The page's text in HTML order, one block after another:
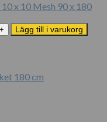
x 10 Mesh 90 x 180
Lägg till i varukorg